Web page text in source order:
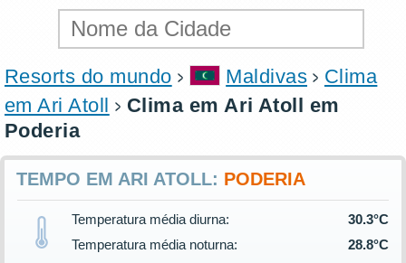
Resorts do mundo Maldivas
Clima
em Ari Atoll
Clima em Ari Atoll em
Poderia
TEMPO EM ARI ATOLL: PODERIA
Temperatura média diurna:
30.3°C
Temperatura média noturna:
28.8°C